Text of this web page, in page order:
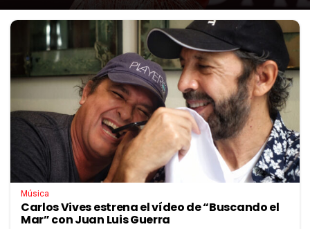
Música
Carlos Vives estrena el vídeo de “Buscando el
Mar” con Juan Luis Guerra